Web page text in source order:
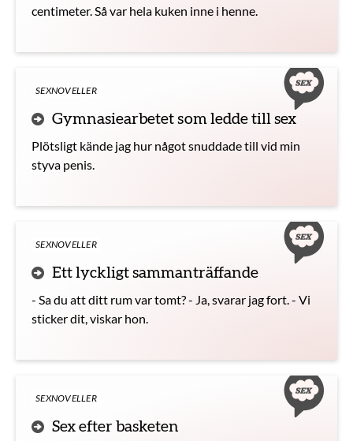
centimeter. Så var hela kuken inne i henne.
SEXNOVELLER
Gymnasiearbetet som ledde till sex
Plötsligt kände jag hur något snuddade till vid min
styva penis.
SEXNOVELLER
Ett lyckligt sammanträffande
- Sa du att ditt rum var tomt? - Ja, svarar jag fort. - Vi
sticker dit, viskar hon.
SEXNOVELLER
Sex efter basketen